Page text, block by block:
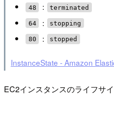
48 : terminated
64 : stopping
80 : stopped
InstanceState - Amazon
EC2インスタンスのライフサ